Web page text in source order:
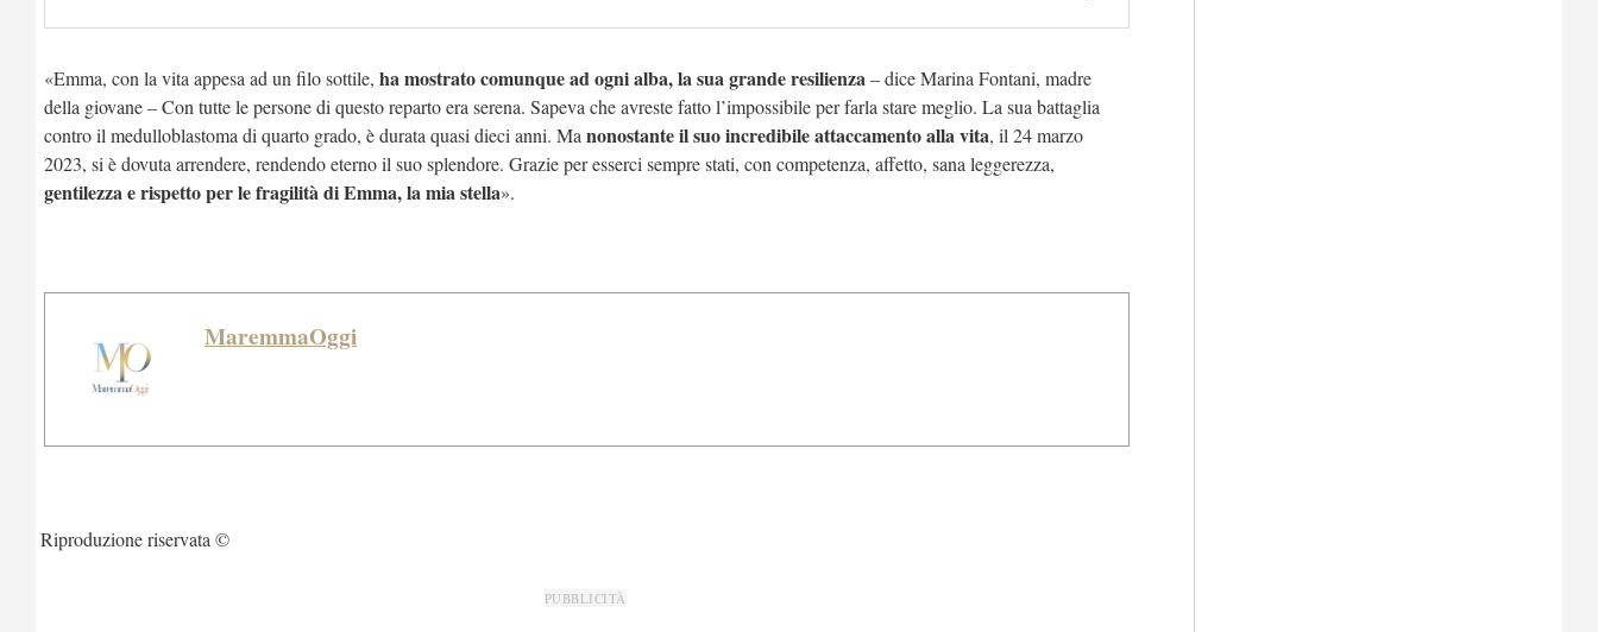
«Emma, con la vita appesa ad un filo sottile, ha mostrato comunque ad ogni alba, la sua grande resilienza– dice Marina Fontani, madre
della giovane – Con tutte le persone di questo reparto era serena. Sapeva che avreste fatto l’impossibile per farla stare meglio. La sua battaglia
contro il medulloblastoma di quarto grado, è durata quasi dieci anni. Ma nonostante il suo incredibile attaccamento alla vita, il 24 marzo
2023, si è dovuta arrendere, rendendo eterno il suo splendore. Grazie per esserci sempre stati, con competenza, affetto, sana leggerezza,
gentilezza e rispettoper le fragilità di Emma, la mia stella».
MaremmaOggi
Riproduzione riservata ©
PUBBLICITÀ